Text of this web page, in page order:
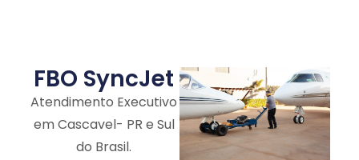
FBO SyncJet
Atendimento Executivo
em Cascavel- PR e Sul
do Brasil.